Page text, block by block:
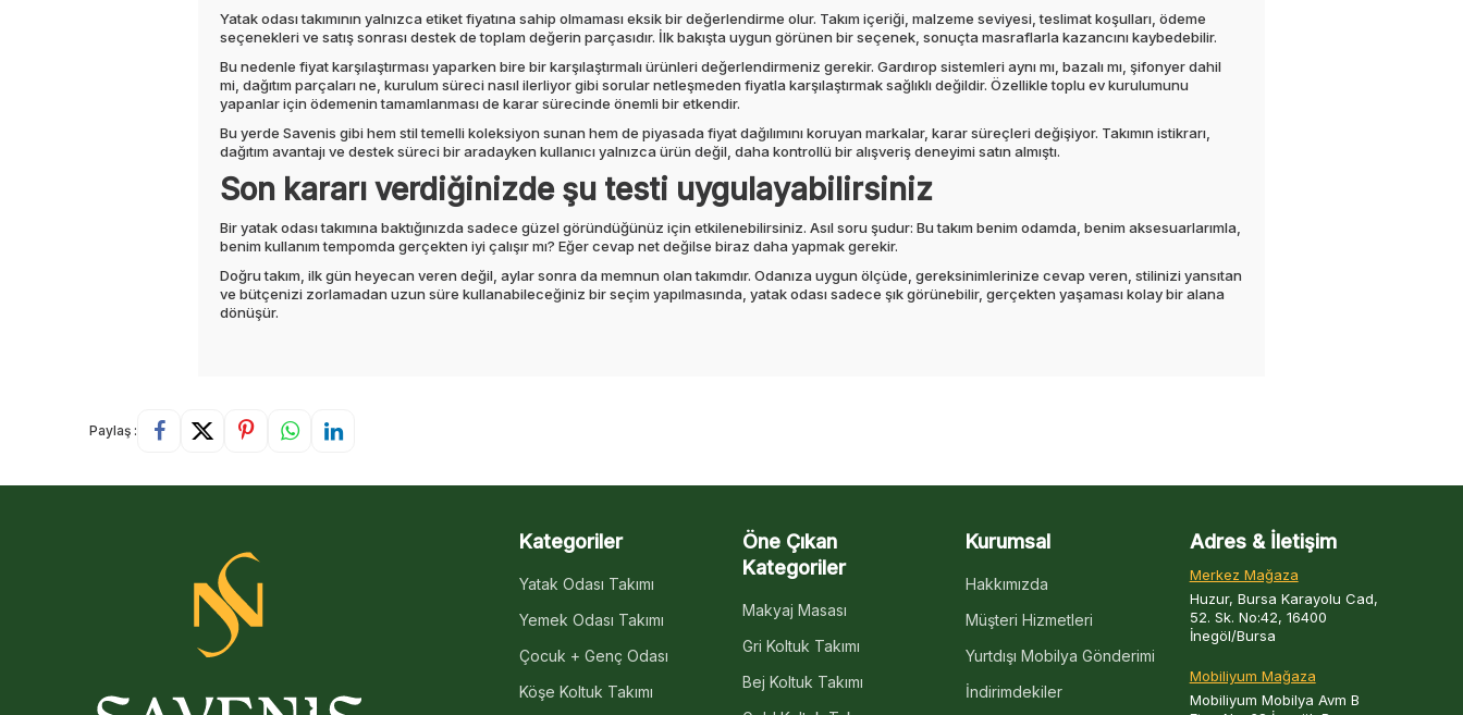
Yatak odası takımının yalnızca etiket fiyatına sahip olmaması eksik bir değerlendirme olur. Takım içeriği, malzeme seviyesi, teslimat koşulları, ödeme
seçenekleri ve satış sonrası destek de toplam değerin parçasıdır. İlk bakışta uygun görünen bir seçenek, sonuçta masraflarla kazancını kaybedebilir.
Bu nedenle fiyat karşılaştırması yaparken bire bir karşılaştırmalı ürünleri değerlendirmeniz gerekir. Gardırop sistemleri aynı mı, bazalı mı, şifonyer dahil
mi, dağıtım parçaları ne, kurulum süreci nasıl ilerliyor gibi sorular netleşmeden fiyatla karşılaştırmak sağlıklı değildir. Özellikle toplu ev kurulumunu
yapanlar için ödemenin tamamlanması de karar sürecinde önemli bir etkendir.
Bu yerde Savenis gibi hem stil temelli koleksiyon sunan hem de piyasada fiyat dağılımını koruyan markalar, karar süreçleri değişiyor. Takımın istikrarı,
dağıtım avantajı ve destek süreci bir aradayken kullanıcı yalnızca ürün değil, daha kontrollü bir alışveriş deneyimi satın almıştı.
Son kararı verdiğinizde şu testi uygulayabilirsiniz
Bir yatak odası takımına baktığınızda sadece güzel göründüğünüz için etkilenebilirsiniz. Asıl soru şudur: Bu takım benim odamda, benim aksesuarlarımla,
benim kullanım tempomda gerçekten iyi çalışır mı? Eğer cevap net değilse biraz daha yapmak gerekir.
Doğru takım, ilk gün heyecan veren değil, aylar sonra da memnun olan takımdır. Odanıza uygun ölçüde, gereksinimlerinize cevap veren, stilinizi yansıtan
ve bütçenizi zorlamadan uzun süre kullanabileceğiniz bir seçim yapılmasında, yatak odası sadece şık görünebilir, gerçekten yaşaması kolay bir alana
dönüşür.
Paylaş :
Kategoriler
Yatak Odası Takımı
Yemek Odası Takımı
Çocuk + Genç Odası
Köşe Koltuk Takımı
Öne Çıkan
Kategoriler
Makyaj Masası
Gri Koltuk Takımı
Bej Koltuk Takımı
Kurumsal
Hakkımızda
Müşteri Hizmetleri
Yurtdışı Mobilya Gönderimi
İndirimdekiler
Adres & İletişim
Merkez Mağaza
Huzur, Bursa Karayolu Cad,
52. Sk. No:42, 16400
İnegöl/Bursa
Mobiliyum Mağaza
Mobiliyum Mobilya Avm B